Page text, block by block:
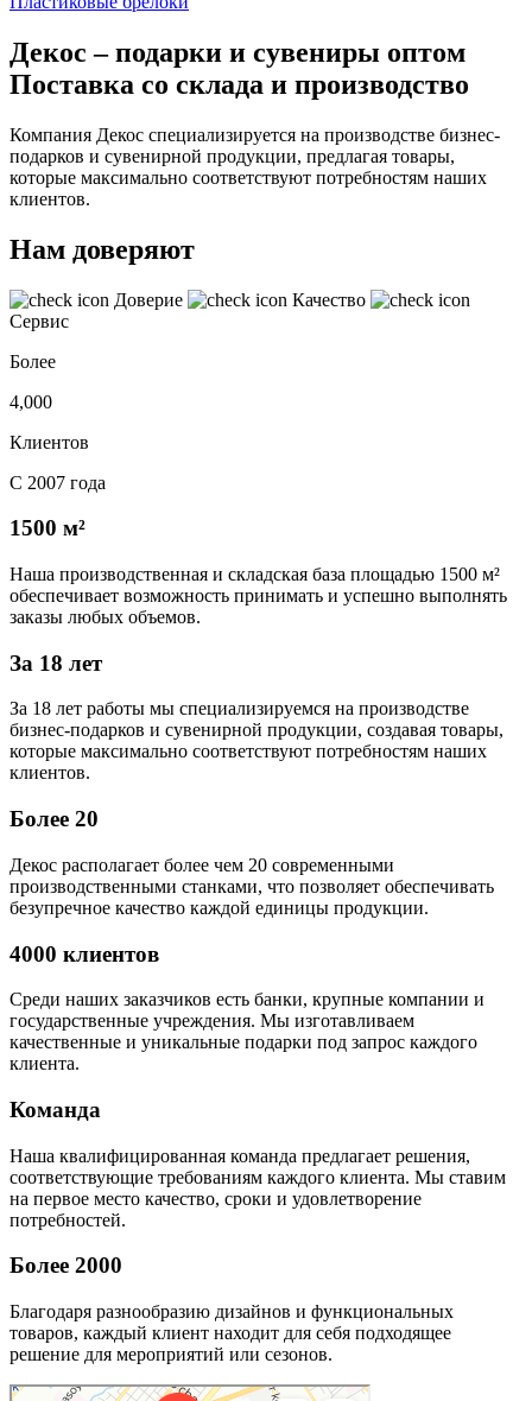
Декос – подарки и сувениры оптом
Поставка со склада и производство
Компания Декос специализируется на производстве бизнес-
подарков и сувенирной продукции, предлагая товары,
которые максимально соответствуют потребностям наших
клиентов.
Нам доверяют
Доверие
Качество
Сервис
Более
4,000
Клиентов
С 2007 года
1500 м²
Наша производственная и складская база площадью 1500 м²
обеспечивает возможность принимать и успешно выполнять
заказы любых объемов.
За 18 лет
За 18 лет работы мы специализируемся на производстве
бизнес-подарков и сувенирной продукции, создавая товары,
которые максимально соответствуют потребностям наших
клиентов.
Более 20
Декос располагает более чем 20 современными
производственными станками, что позволяет обеспечивать
безупречное качество каждой единицы продукции.
4000 клиентов
Среди наших заказчиков есть банки, крупные компании и
государственные учреждения. Мы изготавливаем
качественные и уникальные подарки под запрос каждого
клиента.
Команда
Наша квалифицированная команда предлагает решения,
соответствующие требованиям каждого клиента. Мы ставим
на первое место качество, сроки и удовлетворение
потребностей.
Более 2000
Благодаря разнообразию дизайнов и функциональных
товаров, каждый клиент находит для себя подходящее
решение для мероприятий или сезонов.